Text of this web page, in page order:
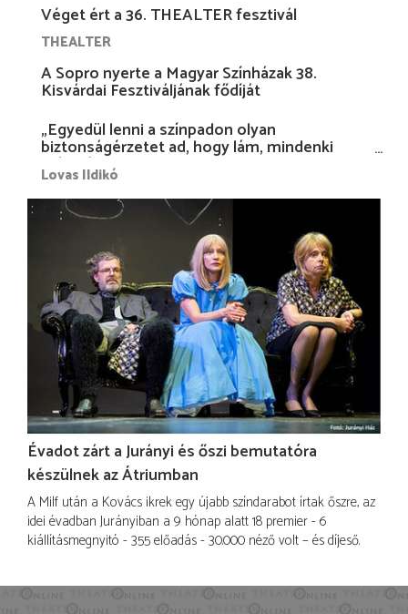
Véget ért a 36. THEALTER fesztivál
THEALTER
A Sopro nyerte a Magyar Színházak 38.
Kisvárdai Fesztiváljának fődíját
„Egyedül lenni a színpadon olyan
biztonságérzetet ad, hogy lám, mindenki
más nélkül is megvagyok magammal…”
Lovas Ildikó
Évadot zárt a Jurányi és őszi bemutatóra
készülnek az Átriumban
A Milf után a Kovács ikrek egy újabb színdarabot írtak őszre, az
idei évadban Jurányiban a 9 hónap alatt 18 premier - 6
kiállításmegnyitó - 355 előadás - 30.000 néző volt – és díjeső.